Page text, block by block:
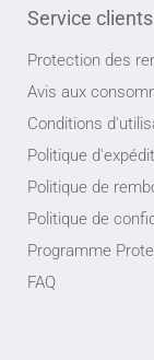
Service clients
Protection des
Avis aux
Conditions
Politique
Politique de
Politique de
Programme
FAQ